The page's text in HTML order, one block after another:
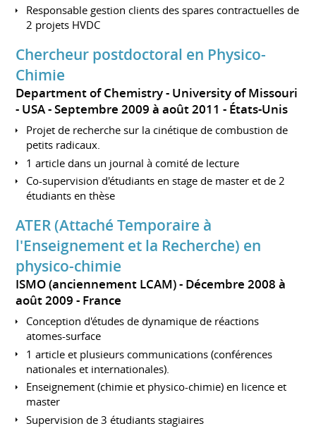
Responsable gestion clients des spares contractuelles de
2 projets HVDC
Chercheur postdoctoral en Physico-
Chimie
Department of Chemistry - University of Missouri
- USA
Septembre 2009 à août 2011 États-Unis
Projet de recherche sur la cinétique de combustion de
petits radicaux.
1 article dans un journal à comité de lecture
Co-supervision d'étudiants en stage de master et de 2
étudiants en thèse
ATER (Attaché Temporaire à
l'Enseignement et la Recherche) en
physico-chimie
ISMO (anciennement LCAM)
Décembre 2008 à
août 2009 France
Conception d'études de dynamique de réactions
atomes-surface
1 article et plusieurs communications (conférences
nationales et internationales).
Enseignement (chimie et physico-chimie) en licence et
master
Supervision de 3 étudiants stagiaires